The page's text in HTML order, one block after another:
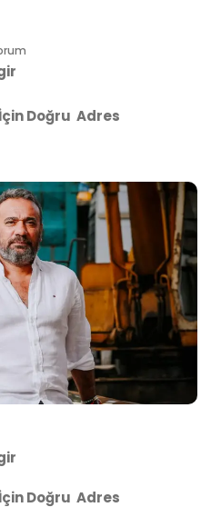
Doğru Adres
Doğru Adres